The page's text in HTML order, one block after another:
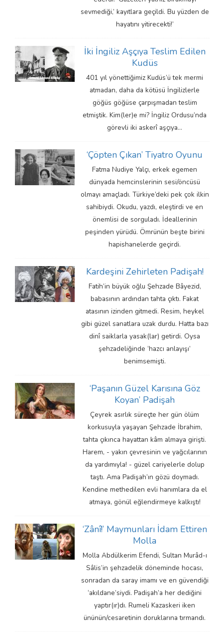
sevmediği,’ kayıtlara geçildi. Bu yüzden de
hayatını yitirecekti!’
İki İngiliz Aşçıya Teslim Edilen
Kudüs
401 yıl yönettiğimiz Kudüs’ü tek mermi
atmadan, daha da kötüsü İngilizlerle
göğüs göğüse çarpışmadan teslim
etmiştik. Kim(ler)e mi? İngiliz Ordusu’nda
görevli iki askerî aşçıya…
‘Çöpten Çıkan’ Tiyatro Oyunu
Fatma Nudiye Yalçı, erkek egemen
dünyada hemcinslerinin sesi/öncüsü
olmayı amaçladı. Türkiye’deki pek çok ilkin
sahibiydi. Okudu, yazdı, eleştirdi ve en
önemlisi de sorguladı. İdeallerinin
peşinden yürüdü. Ömrünün beşte birini
hapishanelerde geçirdi.
Kardeşini Zehirleten Padişah!
Fatih’in büyük oğlu Şehzade Bâyezid,
babasının ardından tahta çıktı. Fakat
atasının izinden gitmedi. Resim, heykel
gibi güzel sanatlara uzak durdu. Hatta bazı
dinî saiklarla yasak(lar) getirdi. Oysa
şehzadeliğinde ‘hazcı anlayışı’
benimsemişti.
‘Paşanın Güzel Karısına Göz
Koyan’ Padişah
Çeyrek asırlık süreçte her gün ölüm
korkusuyla yaşayan Şehzade İbrahim,
tahta çıkınca hayattan kâm almaya girişti.
Harem, - yakın çevresinin ve yağcılarının
da yardımıyla! - güzel cariyelerle dolup
taştı. Ama Padişah’ın gözü doymadı.
Kendine methedilen evli hanımlara da el
atmaya, gönül eğlendirmeye kalkıştı!
‘Zânî!’ Maymunları İdam Ettiren
Molla
Molla Abdülkerim Efendi, Sultan Murâd-ı
Sâlis’in şehzadelik döneminde hocası,
sonradan da saray imamı ve en güvendiği
‘akıldane’siydi. Padişah’a her dediğini
yaptır(ır)dı. Rumeli Kazaskeri iken
ününün/cesaretinin doruklarına tırmandı.